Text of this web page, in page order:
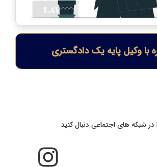
با وکیل پایه یک دادگستری
در شبکه های اجتماعی دنبال کنید